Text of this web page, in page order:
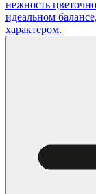
нежность
идеальном
характером.